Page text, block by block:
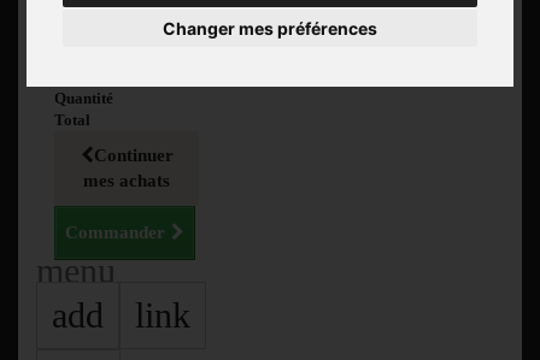
Changer mes préférences
Quantité
Total
Continuer
mes achats
Commander
menu
add
link